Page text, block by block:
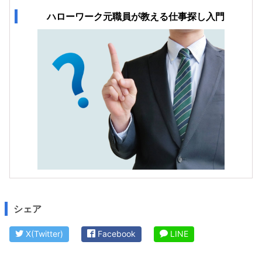
ハローワーク元職員が教える仕事探し入門
シェア
X(Twitter) Facebook LINE